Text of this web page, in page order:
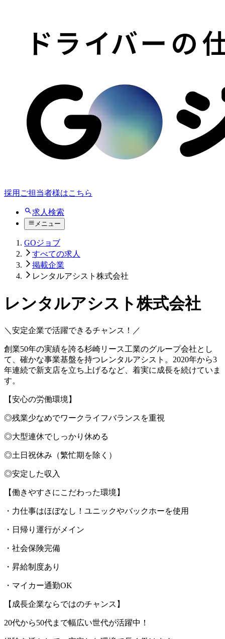
採用ご担当者様はこちら
求人検索
メニュー
GOジョブ
すべての求人
掲載企業
レンタルアシスト株式会社
レンタルアシスト株式会社
＼安定企業で活躍できるチャンス！／
創業50年の実績を誇る杉崎リース工業のグループ会社とし
て、確かな事業基盤を持つレンタルアシスト。2020年から3
年連続で新支店を立ち上げるなど、着実に成長を続けていま
す。
【安心の労働環境】
◎残業少なめでワークライフバランスを重視
◎大型連休でしっかり休める
◎土日祝休み（繁忙期を除く）
◎安定した収入
【働きやすさにこだわった環境】
・力仕事はほぼなし！ユニックやバックホーを使用
・日帰り運行がメイン
・社会保険完備
・昇給制度あり
・マイカー通勤OK
【成長企業ならではのチャンス】
20代から50代まで幅広い世代が活躍中！